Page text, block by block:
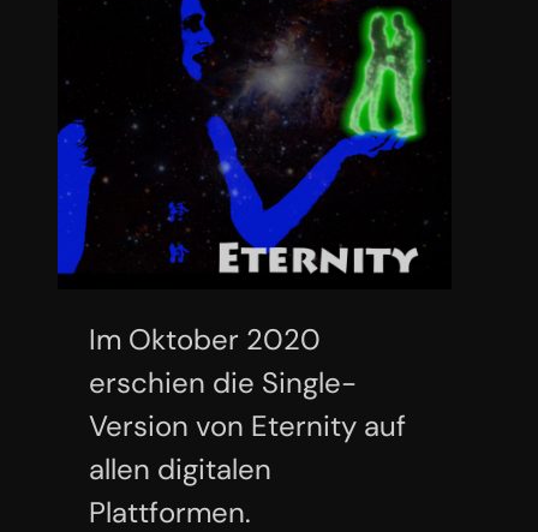
Im Oktober 2020
erschien die Single-
Version von Eternity auf
allen digitalen
Plattformen.